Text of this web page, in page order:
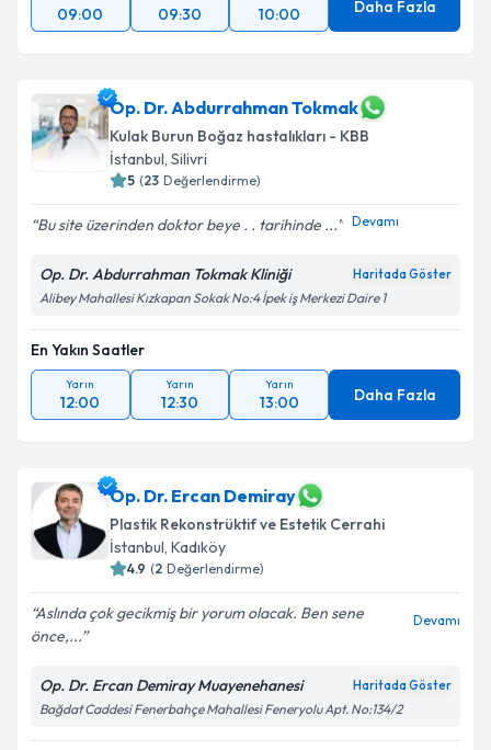
09:00 09:30 10:00 Daha Fazla
Op. Dr. Abdurrahman Tokmak
Kulak Burun Boğaz hastalıkları - KBB
İstanbul, Silivri
5 (23 Değerlendirme)
Bu site üzerinden doktor beye . . tarihinde ... Devamı
Op. Dr. Abdurrahman Tokmak Kliniği Haritada Göster
Alibey Mahallesi Kızkapan Sokak No:4 İpek iş Merkezi Daire 1
En Yakın Saatler
Yarın
12:00
Yarın
12:30
Yarın
13:00 Daha Fazla
Op. Dr. Ercan Demiray
Plastik Rekonstrüktif ve Estetik Cerrahi
İstanbul, Kadıköy
4.9 (2 Değerlendirme)
Aslında çok gecikmiş bir yorum olacak. Ben sene
önce,...
Devamı
Op. Dr. Ercan Demiray Muayenehanesi Haritada Göster
Bağdat Caddesi Fenerbahçe Mahallesi Feneryolu Apt. No:134/2